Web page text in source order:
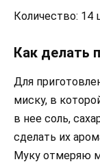
Количество: 14
Как делать
Для
миску, в
в нее соль,
сделать их
Муку отмеряю